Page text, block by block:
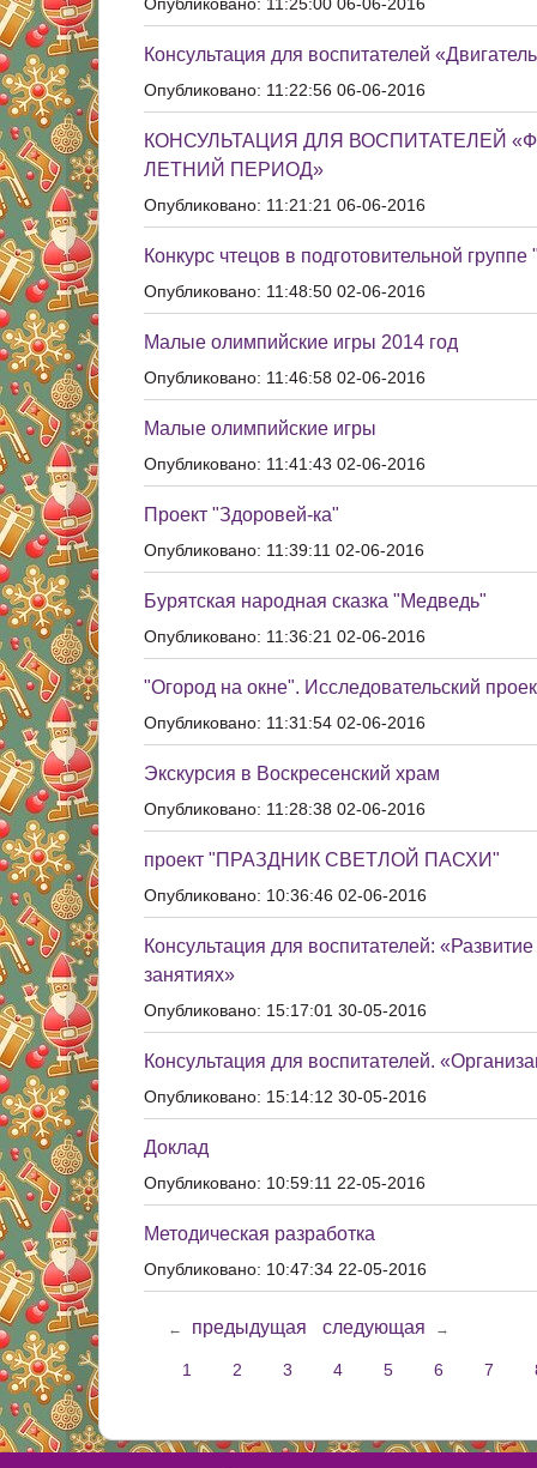
Консультация для воспитателей
Опубликовано: 11:22:56 06-06-2016
КОНСУЛЬТАЦИЯ ДЛЯ ВОСПИТАТЕЛЕЙ
ЛЕТНИЙ ПЕРИОД»
Опубликовано: 11:21:21 06-06-2016
Конкурс чтецов в подготовительной
Опубликовано: 11:48:50 02-06-2016
Малые олимпийские игры 2014 год
Опубликовано: 11:46:58 02-06-2016
Малые олимпийские игры
Опубликовано: 11:41:43 02-06-2016
Проект "Здоровей-ка"
Опубликовано: 11:39:11 02-06-2016
Бурятская народная сказка "Медведь"
Опубликовано: 11:36:21 02-06-2016
"Огород на окне". Исследовательский
Опубликовано: 11:31:54 02-06-2016
Экскурсия в Воскресенский храм
Опубликовано: 11:28:38 02-06-2016
проект "ПРАЗДНИК СВЕТЛОЙ ПАСХИ"
Опубликовано: 10:36:46 02-06-2016
Консультация для воспитателей:
занятиях»
Опубликовано: 15:17:01 30-05-2016
Консультация для воспитателей.
Опубликовано: 15:14:12 30-05-2016
Доклад
Опубликовано: 10:59:11 22-05-2016
Методическая разработка
Опубликовано: 10:47:34 22-05-2016
← предыдущая следующая →
1 2 3 4 5 6 7